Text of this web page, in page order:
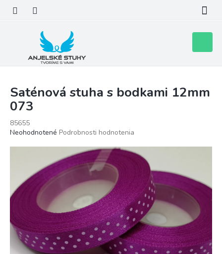
obsah
košík
Saténová stuha s bodkami 12mm
073
85655
Priemerné
hviezdičiek.
Neohodnotené Podrobnosti hodnotenia